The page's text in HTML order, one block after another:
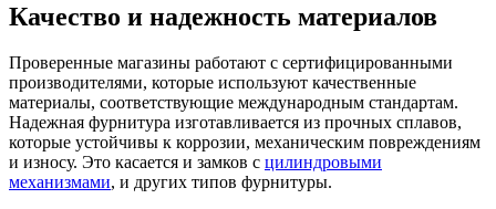
Качество и надежность материалов
Проверенные магазины работают с сертифицированными
производителями, которые используют качественные
материалы, соответствующие международным стандартам.
Надежная фурнитура изготавливается из прочных сплавов,
которые устойчивы к коррозии, механическим повреждениям
и износу. Это касается и замков с цилиндровыми
механизмами, и других типов фурнитуры.